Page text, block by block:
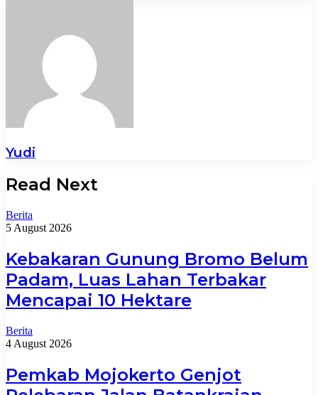
Yudi
Read Next
Berita
5 August 2026
Kebakaran Gunung Bromo Belum
Padam, Luas Lahan Terbakar
Mencapai 10 Hektare
Berita
4 August 2026
Pemkab Mojokerto Genjot